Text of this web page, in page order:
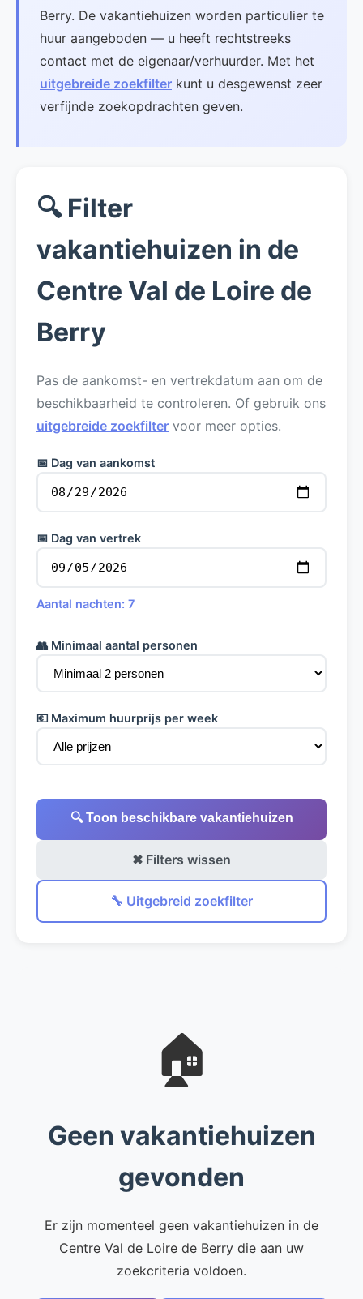
Berry. De vakantiehuizen worden particulier te
huur aangeboden — u heeft rechtstreeks
contact met de eigenaar/verhuurder. Met het
uitgebreide zoekfilter kunt u desgewenst zeer
verfijnde zoekopdrachten geven.
🔍 Filter
vakantiehuizen in de
Centre Val de Loire de
Berry
Pas de aankomst- en vertrekdatum aan om de
beschikbaarheid te controleren. Of gebruik ons
uitgebreide zoekfilter voor meer opties.
📅 Dag van aankomst
📅 Dag van vertrek
Aantal nachten: 7
👥 Minimaal aantal personen
💶 Maximum huurprijs per week
🔍 Toon beschikbare vakantiehuizen
✖ Filters wissen
🔧 Uitgebreid zoekfilter
🏠
Geen vakantiehuizen
gevonden
Er zijn momenteel geen vakantiehuizen in de
Centre Val de Loire de Berry die aan uw
zoekcriteria voldoen.